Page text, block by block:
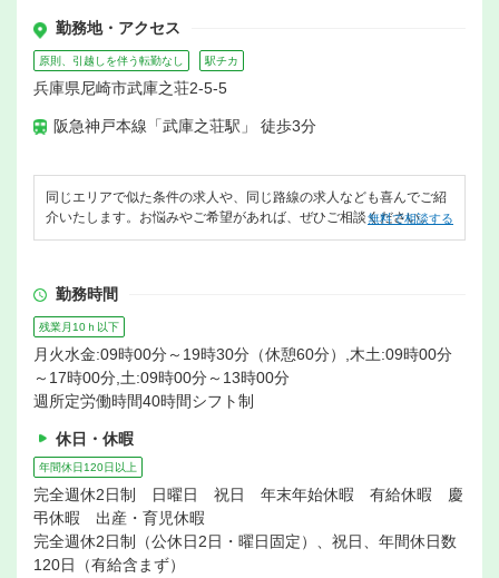
勤務地・アクセス
原則、引越しを伴う転勤なし 駅チカ
兵庫県尼崎市武庫之荘2-5-5
阪急神戸本線「武庫之荘駅」 徒歩3分
同じエリアで似た条件の求人や、同じ路線の求人なども喜んでご紹
介いたします。お悩みやご希望があれば、ぜひご相談ください。
無料で相談する
勤務時間
残業月10ｈ以下
月火水金:09時00分～19時30分（休憩60分）,木土:09時00分
～17時00分,土:09時00分～13時00分
週所定労働時間40時間シフト制
休日・休暇
年間休日120日以上
完全週休2日制 日曜日 祝日 年末年始休暇 有給休暇 慶
弔休暇 出産・育児休暇
完全週休2日制（公休日2日・曜日固定）、祝日、年間休日数
120日（有給含まず）